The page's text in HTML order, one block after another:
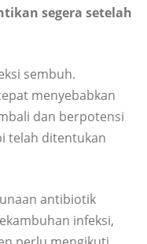
segera setelah
sembuh.
menyebabkan
dan berpotensi
telah ditentukan
antibiotik
infeksi,